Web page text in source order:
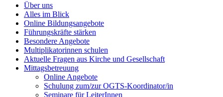
Über uns
Alles im Blick
Online Bildungsangebote
Führungskräfte stärken
Besondere Angebote
Multiplikatorinnen schulen
Aktuelle Fragen aus Kirche und Gesellschaft
Mittagsbetreuung
Online Angebote
Schulung zum/zur OGTS-Koordinator/in
Seminare für LeiterInnen